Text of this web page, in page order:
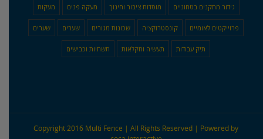
גידור מתקנים בטחוניים מוסדות ציבור וחינוך מעקה פנים מעקות
פרוייקטים לאומיים קונסטרוקציה שכונות מגורים שערים שערים
תיק עבודות תעשיה וחקלאות תשתיות וכבישים
Copyright 2016 Multi Fence | All Rights Reserved | Powered by